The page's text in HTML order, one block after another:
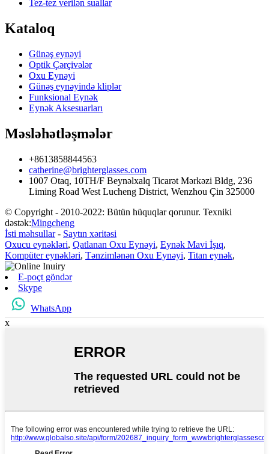
Tez-tez verilən suallar
Kataloq
Günəş eynəyi
Optik Çərçivələr
Oxu Eynəyi
Günəş eynəyində kliplər
Funksional Eynək
Eynək Aksesuarları
Məsləhətləşmələr
+8613858844563
catherine@brighterglasses.com
1007 Otaq, 10TH/F Beynəlxalq Ticarət Mərkəzi Bldg, 236
Liming Road West Lucheng District, Wenzhou Çin 325000
© Copyright - 2010-2022: Bütün hüquqlar qorunur. Texniki
dəstək:Mingcheng
İsti məhsullar- Saytın xəritəsi
Oxucu eynəkləri, Qatlanan Oxu Eynəyi, Eynək Mavi İşıq,
Kompüter eynəkləri, Tənzimlənən Oxu Eynəyi, Titan eynək,
E-poçt göndər
Skype
WhatsApp
x